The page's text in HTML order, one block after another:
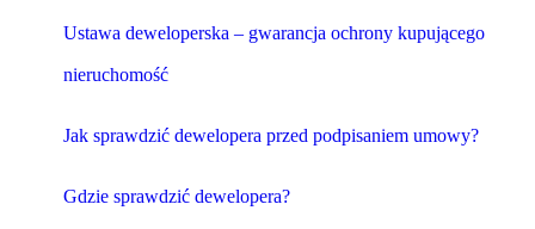
Ustawa deweloperska – gwarancja ochrony kupującego
nieruchomość
Jak sprawdzić dewelopera przed podpisaniem umowy?
Gdzie sprawdzić dewelopera?